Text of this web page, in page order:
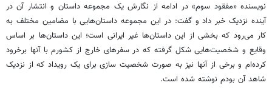
نویسنده «مفقود سوم» در ادامه از نگارش یک مجموعه داستان و انتشار آن در
آینده نزدیک خبر داد و گفت: در این مجموعه داستان‌هایی با مضامین مختلف به
کار می‌رود که بخشی از این داستان‌ها غیر ایرانی است؛ این داستان‌ها بر اساس
وقایع و شخصیت‌هایی شکل گرفته که در سفرهای خارج از کشورم با آنها برخرود
کرده‌ام و برخی از آنها نیز به صورت شخصیت سازی برای یک رویداد که از نزدیک
شاهد آن بودم نوشته شده است.